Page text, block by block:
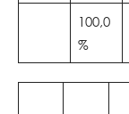
100,0
%